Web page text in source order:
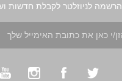
הרשמה לניוזלטר לקבלת חדשות